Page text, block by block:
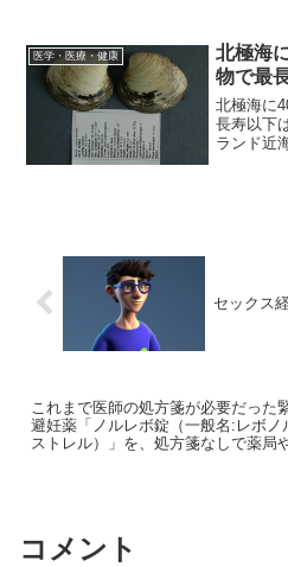
ジェクト
大のグル
医学・医療・健康
北極海
物で最
北極海に
長寿以下
ランド近
セックス
これまで医師の処方箋が必要だった
避妊薬「ノルレボ錠（一般名:レボノ
ストレル）」を、処方箋なしで薬局
コメント